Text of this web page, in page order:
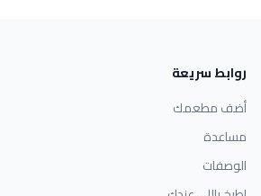
روابط سريعة
أضف مطعمك
مساعدة
الوصفات